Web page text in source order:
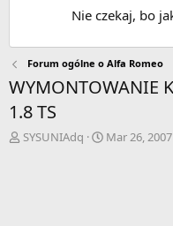
Nie czekaj, bo
Forum ogólne o Alfa Romeo
WYMONTOWANIE
1.8 TS
A
SYSUNIAdq
D
Mar 26, 2007